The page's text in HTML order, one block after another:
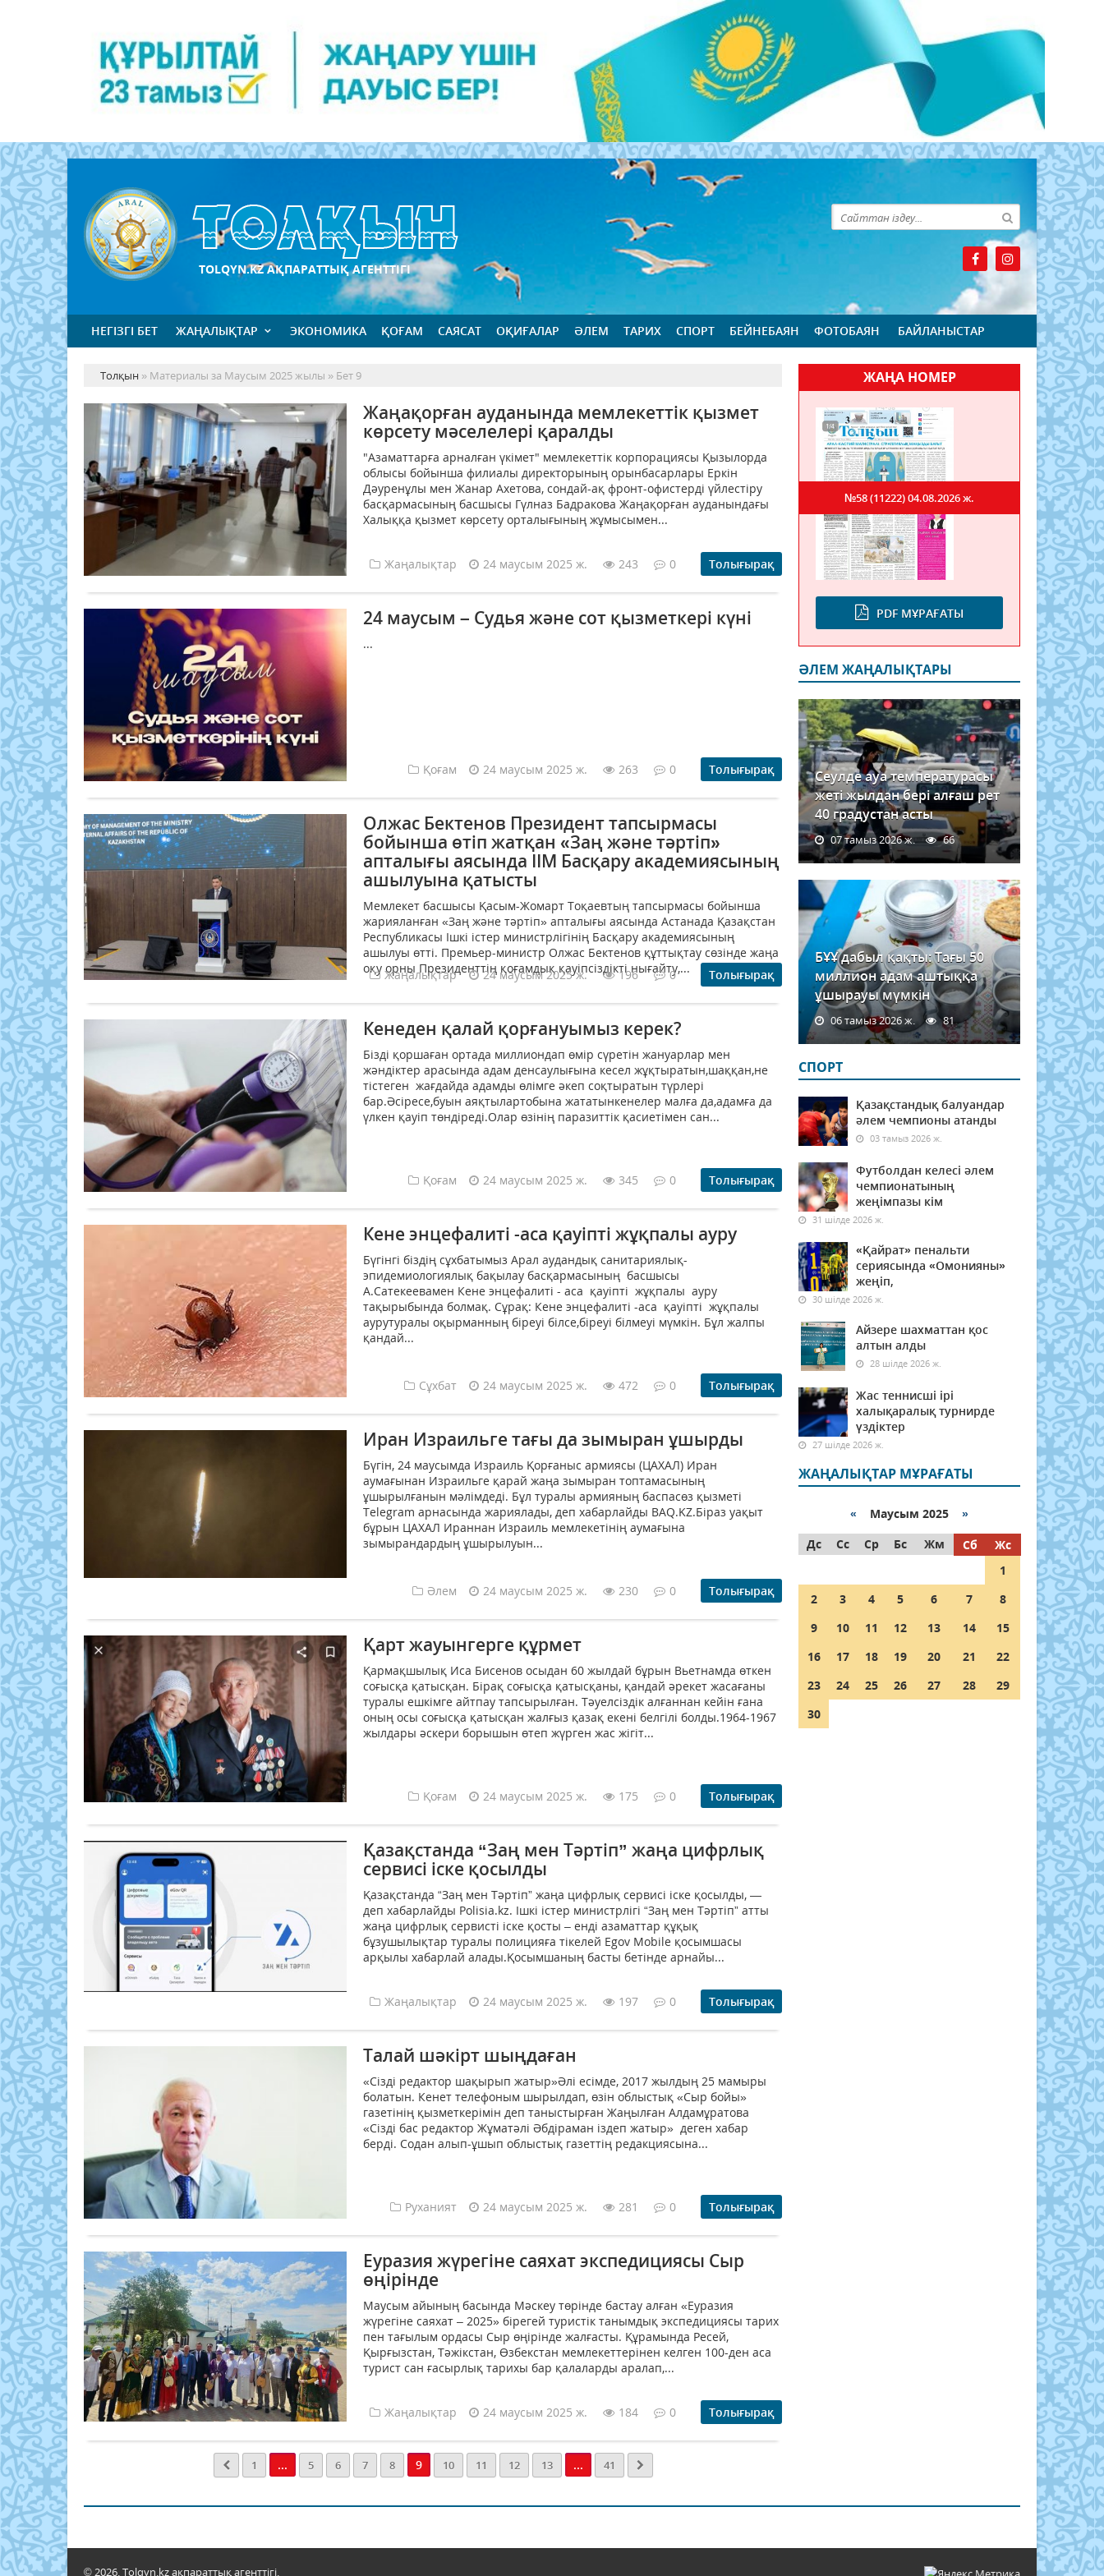
TOLQYN.KZ АҚПАРАТТЫҚ АГЕНТТІГІ
НЕГІЗГІ БЕТ ЖАҢАЛЫҚТАР ЭКОНОМИКА ҚОҒАМ САЯСАТ ОҚИҒАЛАР ӘЛЕМ ТАРИХ СПОРТ БЕЙНЕБАЯН ФОТОБАЯН БАЙЛАНЫСТАР
Толқын » Материалы за Маусым 2025 жылы » Бет 9
Жаңақорған ауданында мемлекеттік қызмет
көрсету мәселелері қаралды
"Азаматтарға арналған үкімет" мемлекеттік корпорациясы Қызылорда
облысы бойынша филиалы директорының орынбасарлары Еркін
Дәуренұлы мен Жанар Ахетова, сондай-ақ фронт-офистерді үйлестіру
басқармасының басшысы Гүлназ Бадракова Жаңақорған ауданындағы
Халыққа қызмет көрсету орталығының жұмысымен...
Жаңалықтар 24 маусым 2025 ж. 243 0 Толығырақ
24 маусым – Судья және сот қызметкері күні
...
Қоғам 24 маусым 2025 ж. 263 0 Толығырақ
Олжас Бектенов Президент тапсырмасы
бойынша өтіп жатқан «Заң және тәртіп»
апталығы аясында ІІМ Басқару академиясының
ашылуына қатысты
Мемлекет басшысы Қасым-Жомарт Тоқаевтың тапсырмасы бойынша
жарияланған «Заң және тәртіп» апталығы аясында Астанада Қазақстан
Республикасы Ішкі істер министрлігінің Басқару академиясының
ашылуы өтті. Премьер-министр Олжас Бектенов құттықтау сөзінде жаңа
оқу орны Президенттің қоғамдық қауіпсіздікті нығайту,...
Жаңалықтар 24 маусым 2025 ж. 196 0 Толығырақ
Кенеден қалай қорғануымыз керек?
Бізді қоршаған ортада миллиондап өмір сүретін жануарлар мен
жәндіктер арасында адам денсаулығына кесел жұқтыратын,шаққан,не
тістеген жағдайда адамды өлімге әкеп соқтыратын түрлері
бар.Әсіресе,буын аяқтылартобына жататынкенелер малға да,адамға да
үлкен қауіп төндіреді.Олар өзінің паразиттік қасиетімен сан...
Қоғам 24 маусым 2025 ж. 345 0 Толығырақ
Кене энцефалиті -аса қауіпті жұқпалы ауру
Бүгінгі біздің сұхбатымыз Арал аудандық санитариялық-
эпидемиологиялық бақылау басқармасының басшысы
А.Сатекеевамен Кене энцефалиті - аса қауіпті жұқпалы ауру
тақырыбында болмақ. Сұрақ: Кене энцефалиті -аса қауіпті жұқпалы
аурутуралы оқырманның біреуі білсе,біреуі білмеуі мүмкін. Бұл жалпы
қандай...
Сұхбат 24 маусым 2025 ж. 472 0 Толығырақ
Иран Израильге тағы да зымыран ұшырды
Бүгін, 24 маусымда Израиль Қорғаныс армиясы (ЦАХАЛ) Иран
аумағынан Израильге қарай жаңа зымыран топтамасының
ұшырылғанын мәлімдеді. Бұл туралы армияның баспасөз қызметі
Telegram арнасында жариялады, деп хабарлайды BAQ.KZ.Біраз уақыт
бұрын ЦАХАЛ Ираннан Израиль мемлекетінің аумағына
зымырандардың ұшырылуын...
Әлем 24 маусым 2025 ж. 230 0 Толығырақ
Қарт жауынгерге құрмет
Қармақшылық Иса Бисенов осыдан 60 жылдай бұрын Вьетнамда өткен
соғысқа қатысқан. Бірақ соғысқа қатысқаны, қандай әрекет жасағаны
туралы ешкімге айтпау тапсырылған. Тәуелсіздік алғаннан кейін ғана
оның осы соғысқа қатысқан жалғыз қазақ екені белгілі болды.1964-1967
жылдары әскери борышын өтеп жүрген жас жігіт...
Қоғам 24 маусым 2025 ж. 175 0 Толығырақ
Қазақстанда “Заң мен Тәртіп” жаңа цифрлық
сервисі іске қосылды
Қазақстанда “Заң мен Тәртіп” жаңа цифрлық сервисі іске қосылды, —
деп хабарлайды Polisia.kz. Ішкі істер министрлігі “Заң мен Тәртіп” атты
жаңа цифрлық сервисті іске қосты – енді азаматтар құқық
бұзушылықтар туралы полицияға тікелей Egov Mobile қосымшасы
арқылы хабарлай алады.Қосымшаның басты бетінде арнайы...
Жаңалықтар 24 маусым 2025 ж. 197 0 Толығырақ
Талай шәкірт шыңдаған
«Сізді редактор шақырып жатыр»Әлі есімде, 2017 жылдың 25 мамыры
болатын. Кенет телефоным шырылдап, өзін облыстық «Сыр бойы»
газетінің қызметкерімін деп таныстырған Жаңылған Алдамұратова
«Сізді бас редактор Жұматәлі Әбдіраман іздеп жатыр» деген хабар
берді. Содан алып-ұшып облыстық газеттің редакциясына...
Руханият 24 маусым 2025 ж. 281 0 Толығырақ
Еуразия жүрегіне саяхат экспедициясы Сыр
өңірінде
Маусым айының басында Мәскеу төрінде бастау алған «Еуразия
жүрегіне саяхат – 2025» бірегей туристік танымдық экспедициясы тарих
пен тағылым ордасы Сыр өңірінде жалғасты. Құрамында Ресей,
Қырғызстан, Тәжікстан, Өзбекстан мемлекеттерінен келген 100-ден аса
турист сан ғасырлық тарихы бар қалаларды аралап,...
Жаңалықтар 24 маусым 2025 ж. 184 0 Толығырақ
1 ... 5 6 7 8 9 10 11 12 13 ... 41
ЖАҢА НОМЕР
PDF МҰРАҒАТЫ
№58 (11222)04.08.2026 ж.
ӘЛЕМ ЖАҢАЛЫҚТАРЫ
Сеулде ауа температурасы
жеті жылдан бері алғаш рет
40 градустан асты
07 тамыз 2026 ж. 66
БҰҰ дабыл қақты: Тағы 50
миллион адам аштыққа
ұшырауы мүмкін
06 тамыз 2026 ж. 81
СПОРТ
Қазақстандық балуандар
әлем чемпионы атанды
03 тамыз 2026 ж.
Футболдан келесі әлем
чемпионатының
жеңімпазы кім
31 шілде 2026 ж.
«Қайрат» пенальти
сериясында «Омонияны»
жеңіп,
30 шілде 2026 ж.
Айзере шахматтан қос
алтын алды
28 шілде 2026 ж.
Жас теннисші ірі
халықаралық турнирде
үздіктер
27 шілде 2026 ж.
ЖАҢАЛЫҚТАР МҰРАҒАТЫ
« Маусым 2025 »
Дс
Сс Ср Бс Жм Сб
Жс
1
2
3 4 5 6 7
8
9
10 11 12 13 14
15
16
17 18 19 20 21
22
23
24 25 26 27 28
29
30
© 2026. Tolqyn.kz ақпараттық агенттігі.